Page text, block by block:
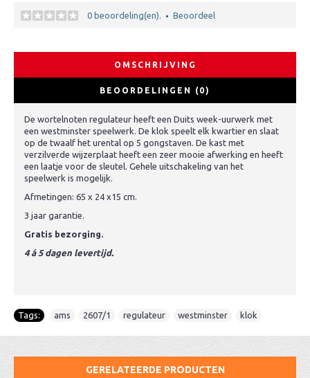
0 beoordeling(en). • Beoordeel
OMSCHRIJVING
BEOORDELINGEN (0)
De wortelnoten regulateur heeft een Duits week-uurwerk met
een westminster speelwerk. De klok speelt elk kwartier en slaat
op de twaalf het urental op 5 gongstaven. De kast met
verzilverde wijzerplaat heeft een zeer mooie afwerking en heeft
een laatje voor de sleutel. Gehele uitschakeling van het
speelwerk is mogelijk.
Afmetingen: 65 x 24 x15 cm.
3 jaar garantie.
Gratis bezorging.
4 á 5 dagen levertijd.
Tags: ams 2607/1 regulateur westminster klok
GERELATEERDE PRODUCTEN